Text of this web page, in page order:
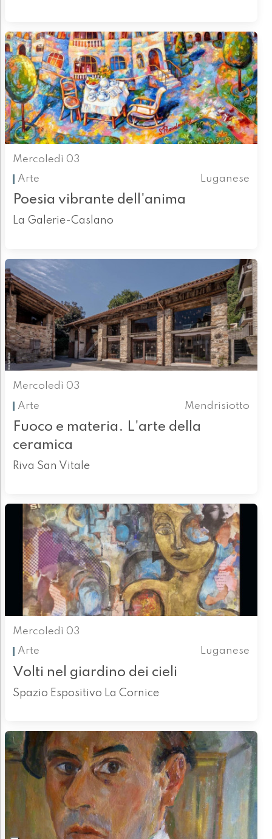
Mercoledì 03
Arte
Luganese
Poesia vibrante dell'anima
La Galerie-Caslano
Mercoledì 03
Arte
Mendrisiotto
Fuoco e materia. L'arte della
ceramica
Riva San Vitale
Mercoledì 03
Arte
Luganese
Volti nel giardino dei cieli
Spazio Espositivo La Cornice